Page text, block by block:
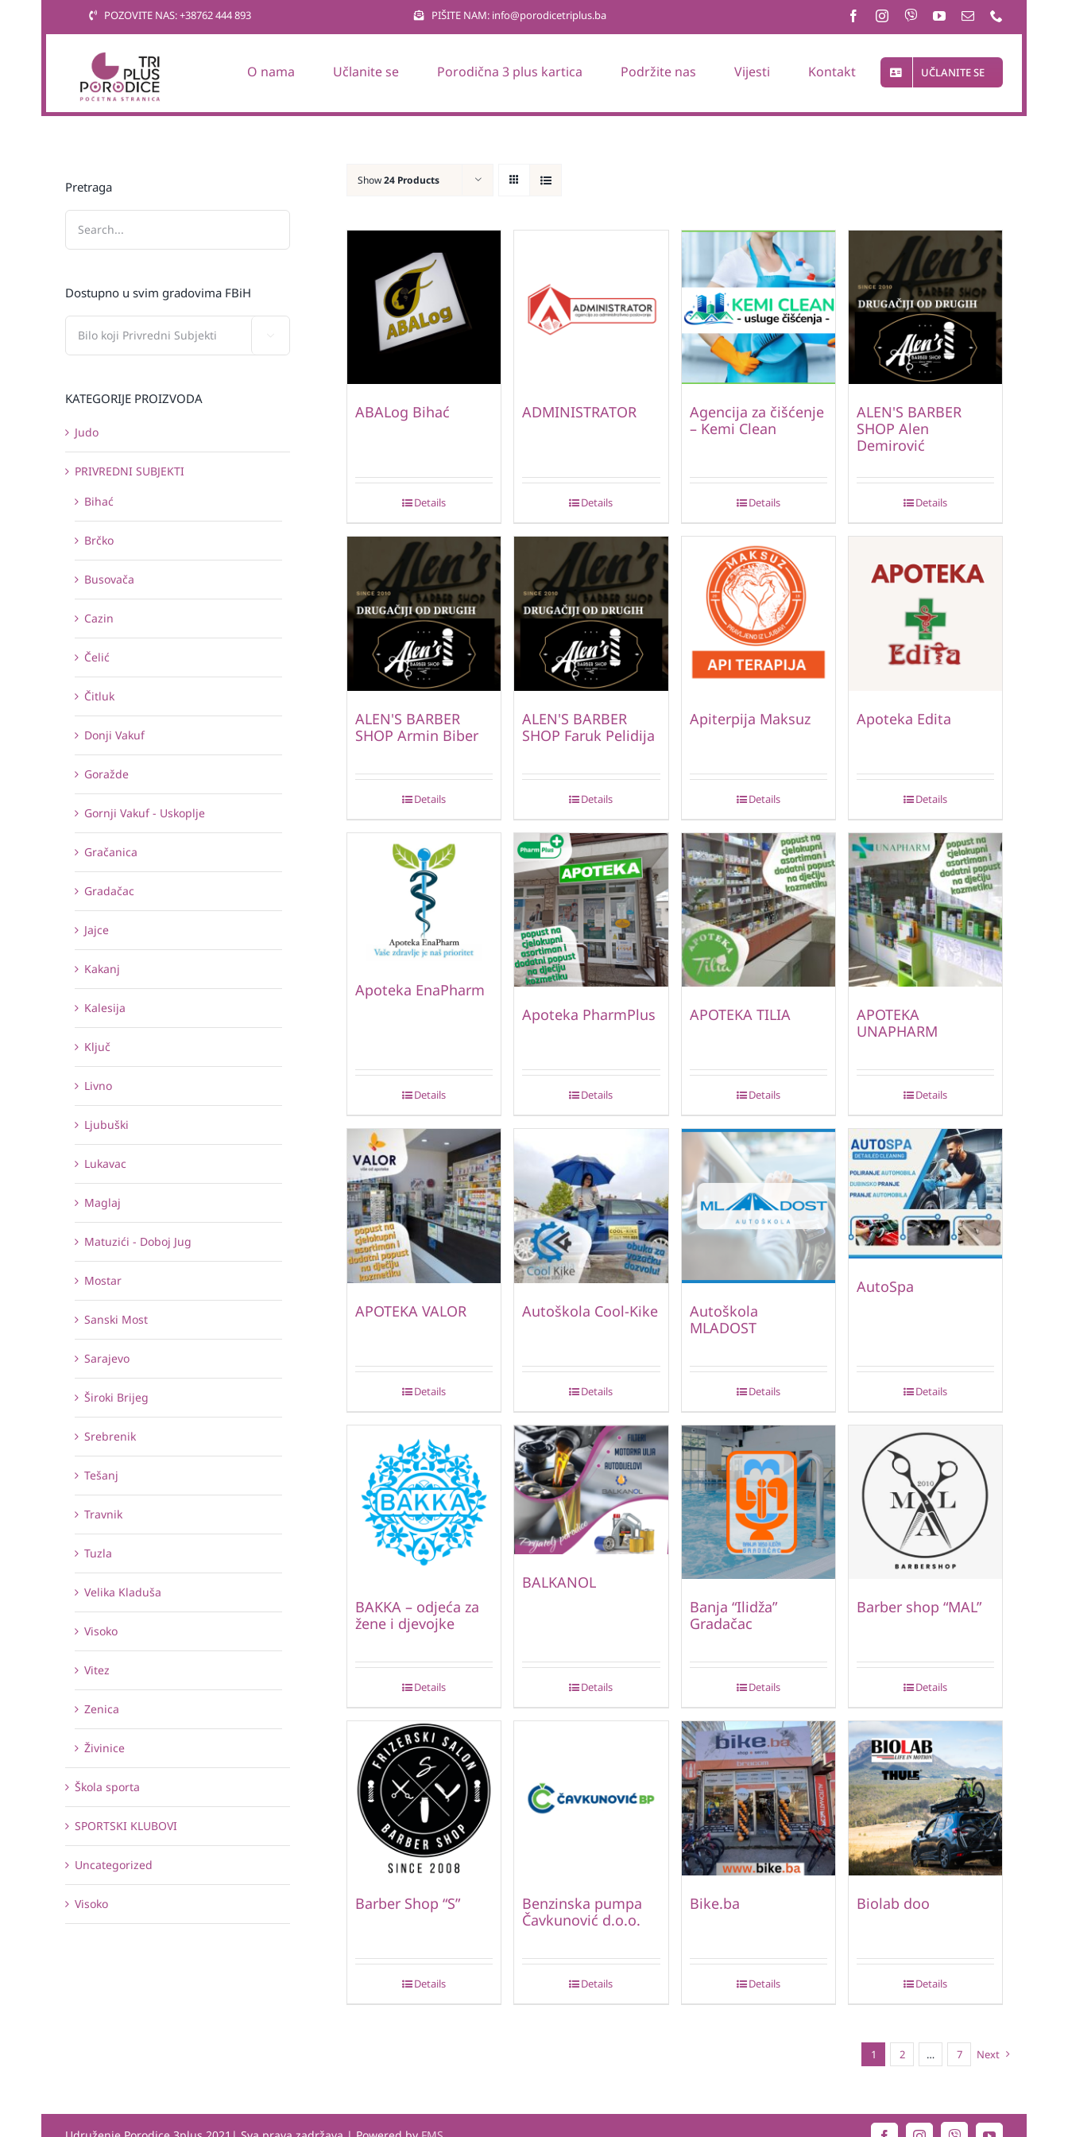
POZOVITE NAS: +38762 444 893 PIŠITE NAM: info@porodicetriplus.ba
O nama Učlanite se Porodična 3 plus kartica Podržite nas Vijesti Kontakt UČLANITE SE
Show24 Products
ABALog Bihać
Details
ADMINISTRATOR
Details
Agencija za čišćenje
– Kemi Clean
Details
ALEN'S BARBER
SHOP Alen
Demirović
Details
ALEN'S BARBER
SHOP Armin Biber
Details
ALEN'S BARBER
SHOP Faruk Pelidija
Details
Apiterpija Maksuz
Details
Apoteka Edita
Details
Apoteka EnaPharm
Details
Apoteka PharmPlus
Details
APOTEKA TILIA
Details
APOTEKA
UNAPHARM
Details
APOTEKA VALOR
Details
Autoškola Cool-Kike
Details
Autoškola
MLADOST
Details
AutoSpa
Details
BAKKA – odjeća za
žene i djevojke
Details
BALKANOL
Details
Banja “Ilidža”
Gradačac
Details
Barber shop “MAL”
Details
Barber Shop “S”
Details
Benzinska pumpa
Čavkunović d.o.o.
Details
Bike.ba
Details
Biolab doo
Details
1 2 … 7 Next
Pretraga
Dostupno u svim gradovima FBiH
KATEGORIJE PROIZVODA
Judo
PRIVREDNI SUBJEKTI
Bihać
Brčko
Busovača
Cazin
Čelić
Čitluk
Donji Vakuf
Goražde
Gornji Vakuf - Uskoplje
Gračanica
Gradačac
Jajce
Kakanj
Kalesija
Ključ
Livno
Ljubuški
Lukavac
Maglaj
Matuzići - Doboj Jug
Mostar
Sanski Most
Sarajevo
Široki Brijeg
Srebrenik
Tešanj
Travnik
Tuzla
Velika Kladuša
Visoko
Vitez
Zenica
Živinice
Škola sporta
SPORTSKI KLUBOVI
Uncategorized
Visoko